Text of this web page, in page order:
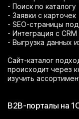
- Поиск по каталогу
- Заявки с карточек
- SEO-страницы
- Интеграция с CRM
- Выгрузка данных
Сайт-каталог
происходит через
изучить
B2B-порталы на